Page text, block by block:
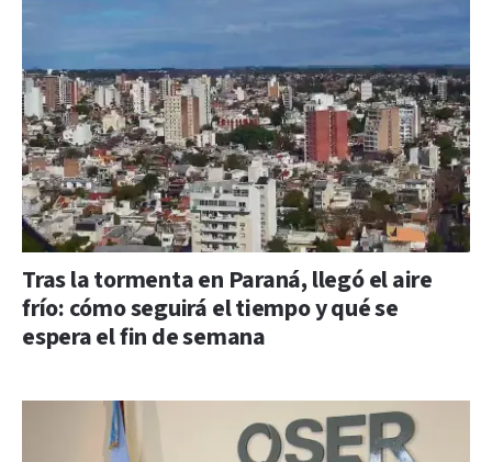
Tras la tormenta en Paraná, llegó el aire
frío: cómo seguirá el tiempo y qué se
espera el fin de semana